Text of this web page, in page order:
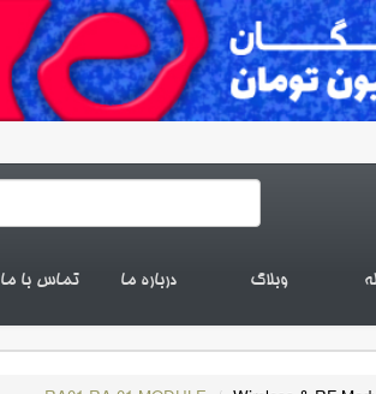
وبلاگ درباره ما تماس با ما